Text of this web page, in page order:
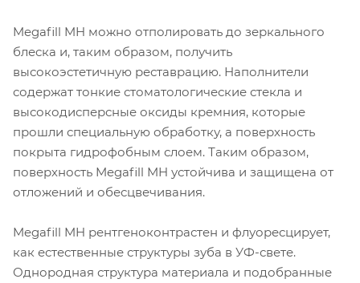
Megafill MH можно отполировать до зеркального
блеска и, таким образом, получить
высокоэстетичную реставрацию. Наполнители
содержат тонкие стоматологические стекла и
высокодисперсные оксиды кремния, которые
прошли специальную обработку, а поверхность
покрыта гидрофобным слоем. Таким образом,
поверхность Megafill MH устойчива и защищена от
отложений и обесцвечивания.
Megafill MH рентгеноконтрастен и флуоресцирует,
как естественные структуры зуба в УФ-свете.
Однородная структура материала и подобранные